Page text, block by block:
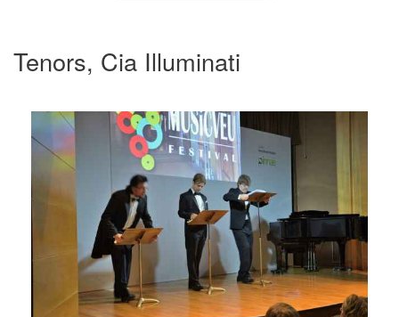
Tenors, Cia Illuminati